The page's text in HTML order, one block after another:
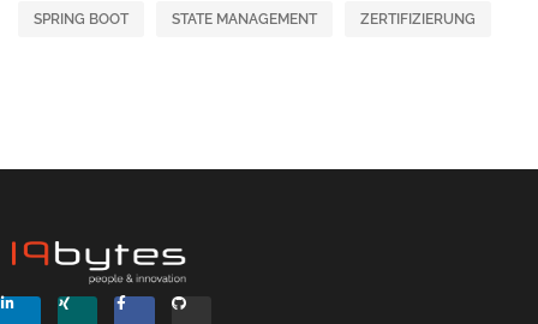
SPRING BOOT STATE MANAGEMENT ZERTIFIZIERUNG